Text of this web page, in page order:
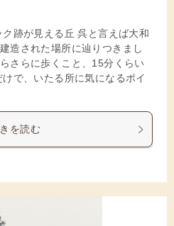
跡が見える丘 呉と言えば大和
造された場所に辿りつきまし
さらに歩くこと、15分くらい
で、いたる所に気になるポイ
を読む